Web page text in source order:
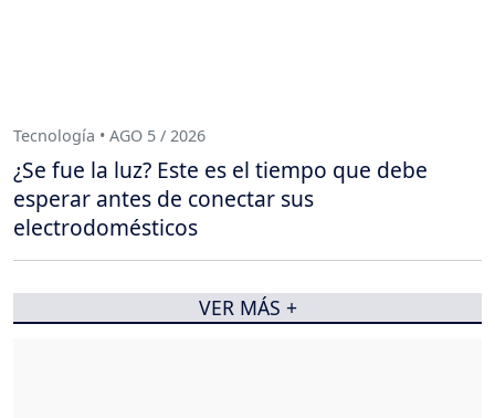
Tecnología • AGO 5 / 2026
¿Se fue la luz? Este es el tiempo que debe
esperar antes de conectar sus
electrodomésticos
VER MÁS +